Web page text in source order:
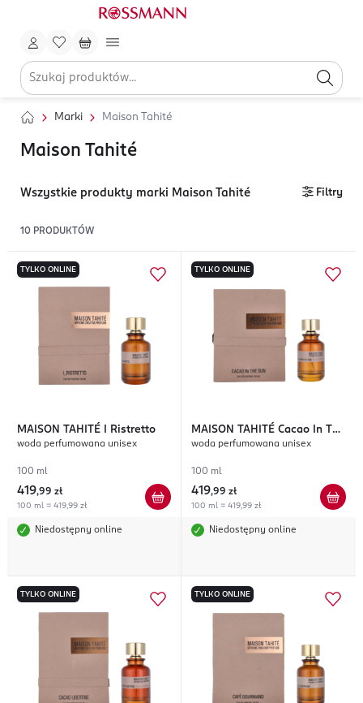
Marki Maison Tahité
Maison Tahité
Wszystkie produkty marki Maison Tahité Filtry
10 PRODUKTÓW
TYLKO ONLINE
MAISON TAHITÉ I Ristretto
woda perfumowana unisex
100 ml
419,99 zł
100 ml = 419,99 zł
Niedostępny online
TYLKO ONLINE
MAISON TAHITÉ Cacao In The
Sun
woda perfumowana unisex
100 ml
419,99 zł
100 ml = 419,99 zł
Niedostępny online
TYLKO ONLINE TYLKO ONLINE